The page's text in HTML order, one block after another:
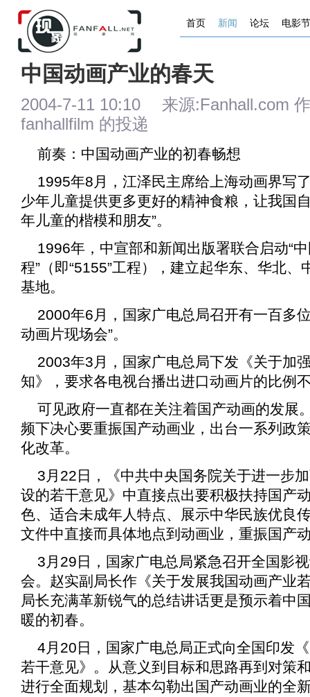
首页 新闻 论坛 电影节
中国动画产业的春天
2004-7-11 10:10 来源
fanhallfilm 的投递
前奏：中国动画产业的初春畅想
1995年8月，江泽民主席给上海动画界写
少年儿童提供更多更好的精神食粮，让我国
年儿童的楷模和朋友”。
1996年，中宣部和新闻出版署联合启动“
程”（即“5155”工程），建立起华东、华北
基地。
2000年6月，国家广电总局召开有一百多
动画片现场会”。
2003年3月，国家广电总局下发《关于加
知》，要求各电视台播出进口动画片的比例
可见政府一直都在关注着国产动画的发展
频下决心要重振国产动画业，出台一系列政
化改革。
3月22日，《中共中央国务院关于进一步
设的若干意见》中直接点出要积极扶持国产
色、适合未成年人特点、展示中华民族优良
文件中直接而具体地点到动画业，重振国产
3月29日，国家广电总局紧急召开全国影
会。赵实副局长作《关于发展我国动画产业
局长充满革新锐气的总结讲话更是预示着中
暖的初春。
4月20日，国家广电总局正式向全国印发《
若干意见》。从意义到目标和思路再到对策
进行全面规划，基本勾勒出国产动画业的全